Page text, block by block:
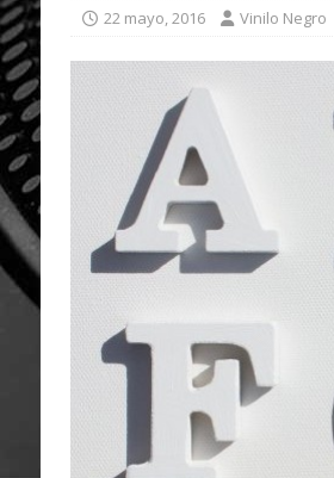
22 mayo, 2016 Vinilo Negro